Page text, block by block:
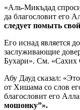
«Аль-Микъдад
да благословит его
следует помыть
Его иснад является
заслуживающие
Бухари». См. «Сахих
Абу Дауд сказал:
от Хишама со слов
благословит его
мошонку”».